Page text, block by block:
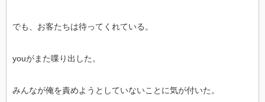
でも、お客たちは待ってくれている。
youがまた喋り出した。
みんなが俺を責めようとしていないことに気が付いた。